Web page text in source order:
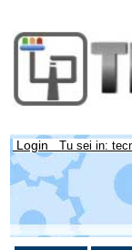
Login Tu sei in: